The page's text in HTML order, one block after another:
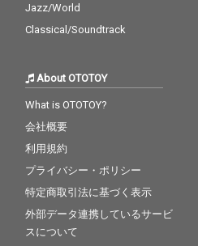
Jazz/World
Classical/Soundtrack
About OTOTOY
What is OTOTOY?
会社概要
利用規約
プライバシー・ポリシー
特定商取引法に基づく表示
外部データ連携しているサービ
スについて